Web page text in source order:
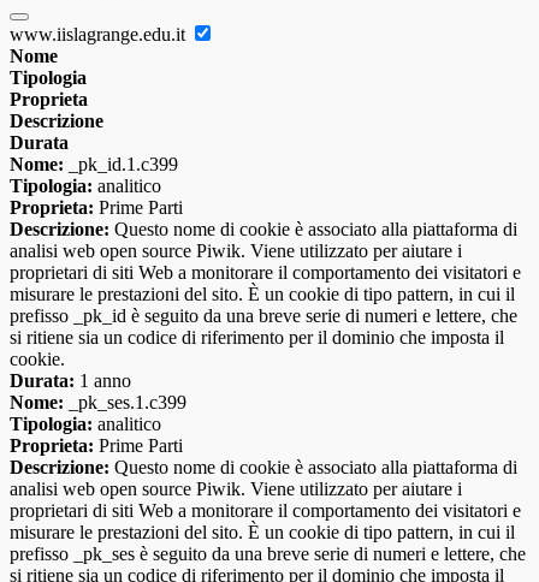
www.iislagrange.edu.it
Nome
Tipologia
Proprieta
Descrizione
Durata
Nome: _pk_id.1.c399
Tipologia: analitico
Proprieta: Prime Parti
Descrizione: Questo nome di cookie è associato alla piattaforma di
analisi web open source Piwik. Viene utilizzato per aiutare i
proprietari di siti Web a monitorare il comportamento dei visitatori e
misurare le prestazioni del sito. È un cookie di tipo pattern, in cui il
prefisso _pk_id è seguito da una breve serie di numeri e lettere, che
si ritiene sia un codice di riferimento per il dominio che imposta il
cookie.
Durata: 1 anno
Nome: _pk_ses.1.c399
Tipologia: analitico
Proprieta: Prime Parti
Descrizione: Questo nome di cookie è associato alla piattaforma di
analisi web open source Piwik. Viene utilizzato per aiutare i
proprietari di siti Web a monitorare il comportamento dei visitatori e
misurare le prestazioni del sito. È un cookie di tipo pattern, in cui il
prefisso _pk_ses è seguito da una breve serie di numeri e lettere, che
si ritiene sia un codice di riferimento per il dominio che imposta il